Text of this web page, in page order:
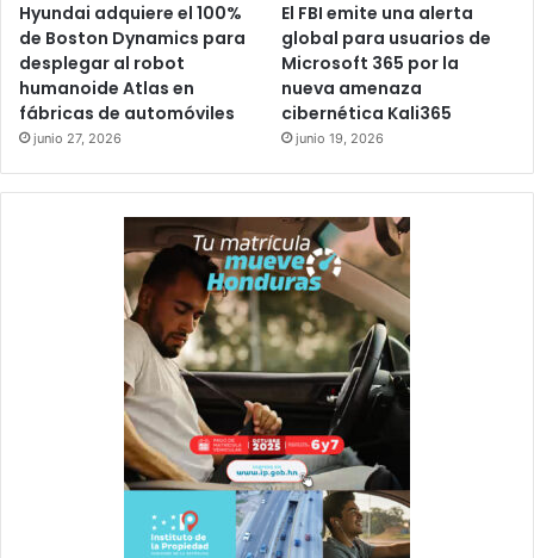
Hyundai adquiere el 100%
de Boston Dynamics para
desplegar al robot
humanoide Atlas en
fábricas de automóviles
junio 27, 2026
El FBI emite una alerta
global para usuarios de
Microsoft 365 por la
nueva amenaza
cibernética Kali365
junio 19, 2026